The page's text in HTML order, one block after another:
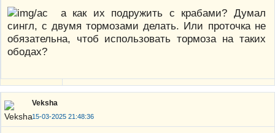
а как их подружить с крабами? Думал
сингл, с двумя тормозами делать. Или проточка не
обязательна, чтоб использовать тормоза на таких
ободах?
Veksha
15-03-2025 21:48:36